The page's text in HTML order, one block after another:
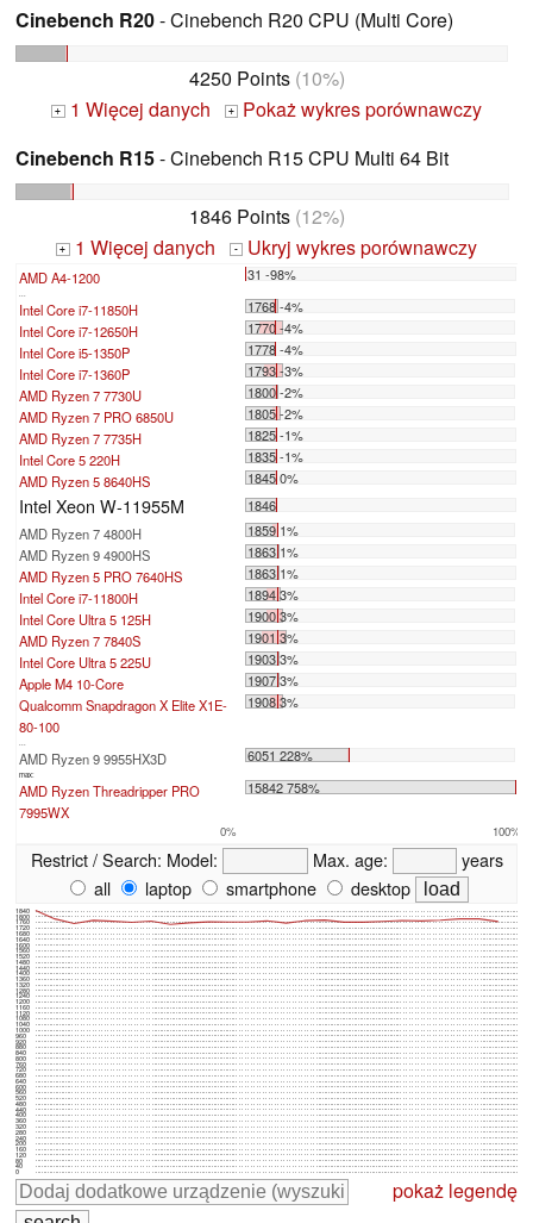
Cinebench R20- Cinebench R20 CPU (Multi Core)
4250 Points(10%)
+ 1 Więcej danych +
Pokaż wykres porównawczy
Cinebench R15- Cinebench R15 CPU Multi 64 Bit
1846 Points(12%)
+ 1 Więcej danych - Ukryj wykres porównawczy
AMD A4-1200 31 -98%
Intel Core i7-11850H
1768 -4%
Intel Core i7-12650H
1770 -4%
Intel Core i5-1350P
1778 -4%
Intel Core i7-1360P
1793 -3%
AMD Ryzen 7 7730U
1800 -2%
AMD Ryzen 7 PRO 6850U
1805 -2%
AMD Ryzen 7 7735H
1825 -1%
Intel Core 5 220H
1835 -1%
AMD Ryzen 5 8640HS
1845 0%
Intel Xeon W-11955M
1846
AMD Ryzen 7 4800H
1859 1%
AMD Ryzen 9 4900HS
1863 1%
AMD Ryzen 5 PRO 7640HS
1863 1%
Intel Core i7-11800H
1894 3%
Intel Core Ultra 5 125H
1900 3%
AMD Ryzen 7 7840S
1901 3%
Intel Core Ultra 5 225U
1903 3%
Apple M4 10-Core
1907 3%
Qualcomm Snapdragon X Elite X1E-
80-100
1908 3%
AMD Ryzen 9 9955HX3D 6051 228%
max:
AMD Ryzen Threadripper PRO
7995WX
15842 758%
0% 100%
Restrict / Search: Model: Max. age:
years
all
laptop smartphone desktop
0
40
80
120
160
200
240
280
320
360
400
440
480
520
560
600
640
680
720
760
800
840
880
920
960
1000
1040
1080
1120
1160
1200
1240
1280
1320
1360
1400
1440
1480
1520
1560
1600
1640
1680
1720
1760
1800
1840
pokaż legendę